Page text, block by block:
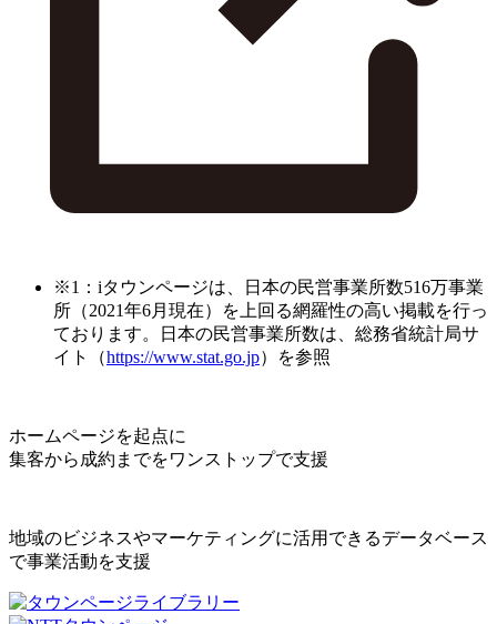
※1：iタウンページは、日本の民営事業所数516万事業
所（2021年6月現在）を上回る網羅性の高い掲載を行っ
ております。日本の民営事業所数は、総務省統計局サ
イト（https://www.stat.go.jp）を参照
ホームページを起点に
集客から成約までをワンストップで支援
地域のビジネスやマーケティングに活用できるデータベース
で事業活動を支援